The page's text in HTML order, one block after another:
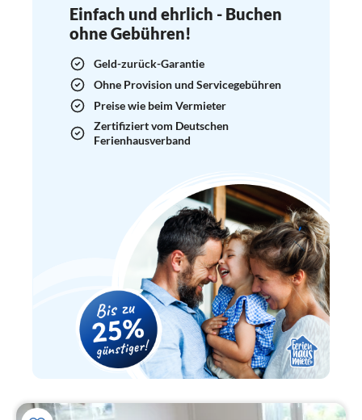
Einfach und ehrlich - Buchen
ohne Gebühren!
Geld-zurück-Garantie
Ohne Provision und Servicegebühren
Preise wie beim Vermieter
Zertifiziert vom Deutschen
Ferienhausverband